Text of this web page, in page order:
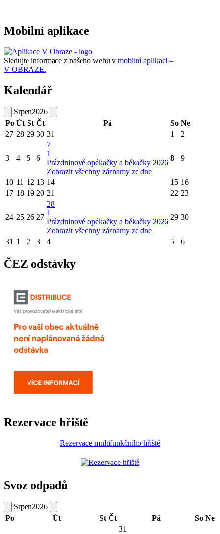
Mobilní aplikace
Sledujte informace z našeho webu v mobilní aplikaci –
V OBRAZE.
Kalendář
Srpen2026
Po Út St Čt Pá So Ne
27 28 29 30 31 1 2
3 4 5 6
7
1
Prázdninové opékačky a békačky 2026
Zobrazit všechny záznamy ze dne
8 9
10 11 12 13 14 15 16
17 18 19 20 21 22 23
24 25 26 27
28
1
Prázdninové opékačky a békačky 2026
Zobrazit všechny záznamy ze dne
29 30
31 1 2 3 4 5 6
ČEZ odstávky
Rezervace hřiště
Rezervace multifunkčního hřiště
Svoz odpadů
Srpen2026
Po
Út St Čt Pá So Ne
31